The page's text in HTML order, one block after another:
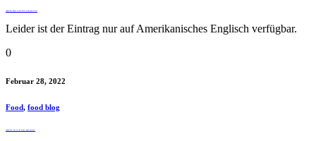
(English) Enjoy Greek Tacos with pork Gyro!
Leider ist der Eintrag nur auf Amerikanisches Englisch verfügbar.
0
Februar 28, 2022
Food, food blog
(English) One of our many vegan options!